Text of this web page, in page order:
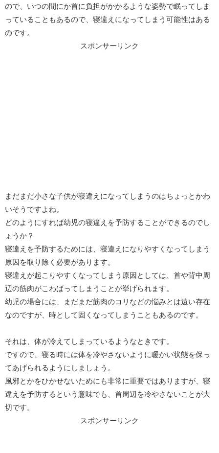
ので、いつの間にか首に負担がかかるような姿勢で眠ってしま
っていることもあるので、寝違えになってしまう可能性はある
のです。
スポンサーリンク
まだまだ小さな子供が寝違えになってしまうのはちょっとかわ
いそうですよね。
どのようにすれば幼児の寝違えを予防することができるのでし
ょうか？
寝違えを予防するためには、寝違えになりやすくなってしまう
原因を取り除く必要があります。
寝違えが起こりやすくなってしまう原因としては、首や背中周
辺の筋肉がこわばってしまうことが挙げられます。
幼児の場合には、まだまだ筋肉のコリなどの悩みとは遠い存在
なのですが、時として固くなってしまうこともあるのです。
それは、体が冷えてしまっているようなときです。
ですので、寝る時には体を冷やさないように暖かい状態を保っ
てあげられるようにしましょう。
風邪とかをひかせないためにも非常に重要ではありますが、寝
違えを予防するという意味でも、首周辺を冷やさないことが大
切です。
スポンサーリンク